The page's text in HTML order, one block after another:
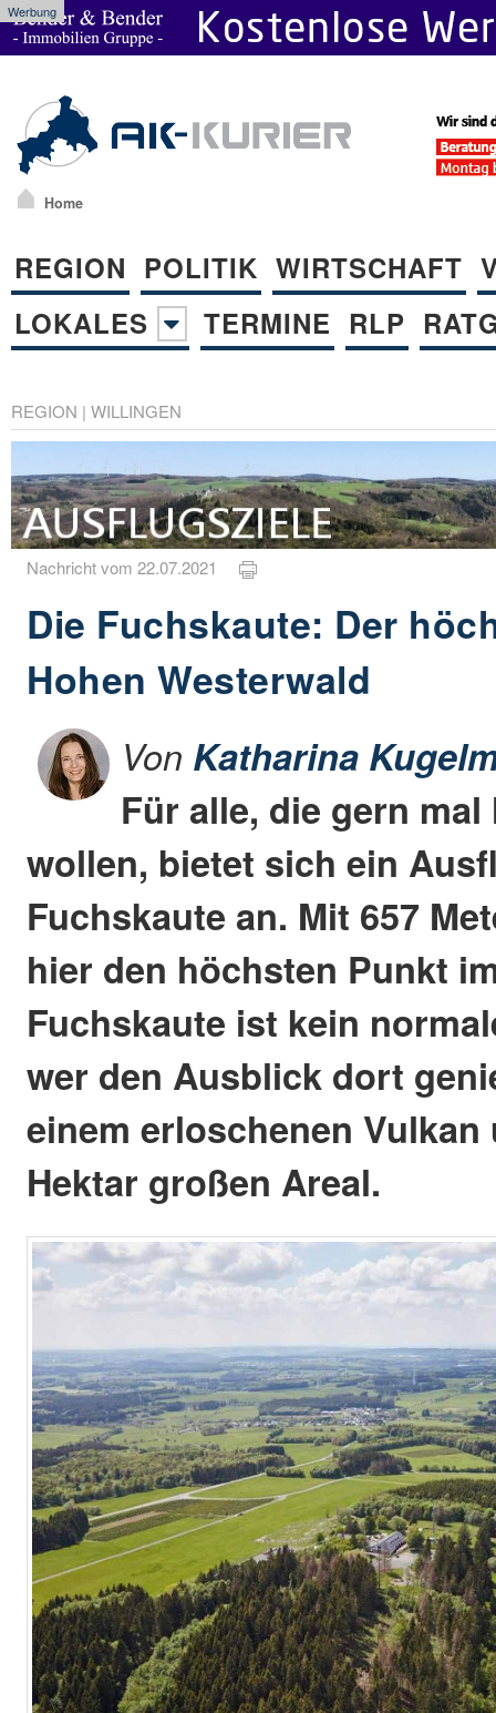
Werbung
Home
REGION POLITIK WIRTSCHAFT
LOKALES
TERMINE RLP
REGION | WILLINGEN
Nachricht vom 22.07.2021
Die Fuchskaute: Der
Hohen Westerwald
Von Katharina
Für alle, die gern
wollen, bietet sich ein
Fuchskaute an. Mit 657
hier den höchsten Punkt
Fuchskaute ist kein
wer den Ausblick dort
einem erloschenen Vulkan
Hektar großen Areal.